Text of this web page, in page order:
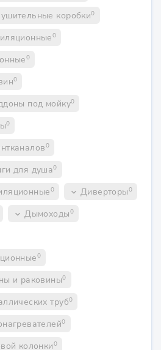
коробки0
0
0
0
под мойку0
0
0
для душа0
0 keyboard_arrow_down Диверторы0
keyboard_arrow_down Дымоходы0
0
и раковины0
труб0
0
колонки0